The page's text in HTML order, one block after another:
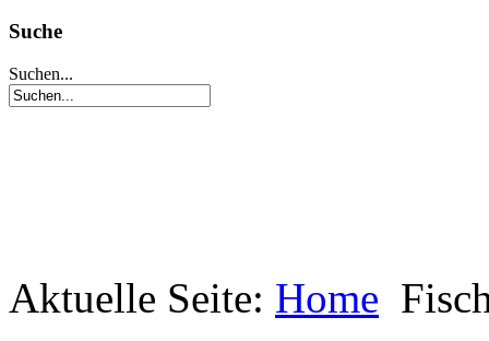
Suche
Suchen...
Aktuelle Seite: Home